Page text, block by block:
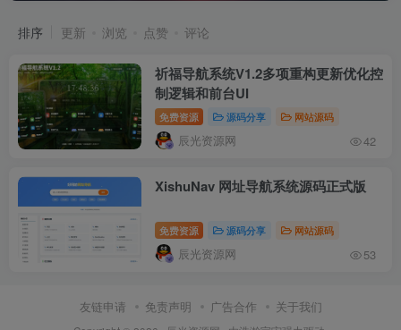
排序 更新 浏览 点赞 评论
祈福导航系统V1.2多项重构更新优化控
制逻辑和前台UI
免费资源 源码分享 网站源码
辰光资源网 42
XishuNav 网址导航系统源码正式版
免费资源 源码分享 网站源码
辰光资源网 53
友链申请 免责声明 广告合作 关于我们